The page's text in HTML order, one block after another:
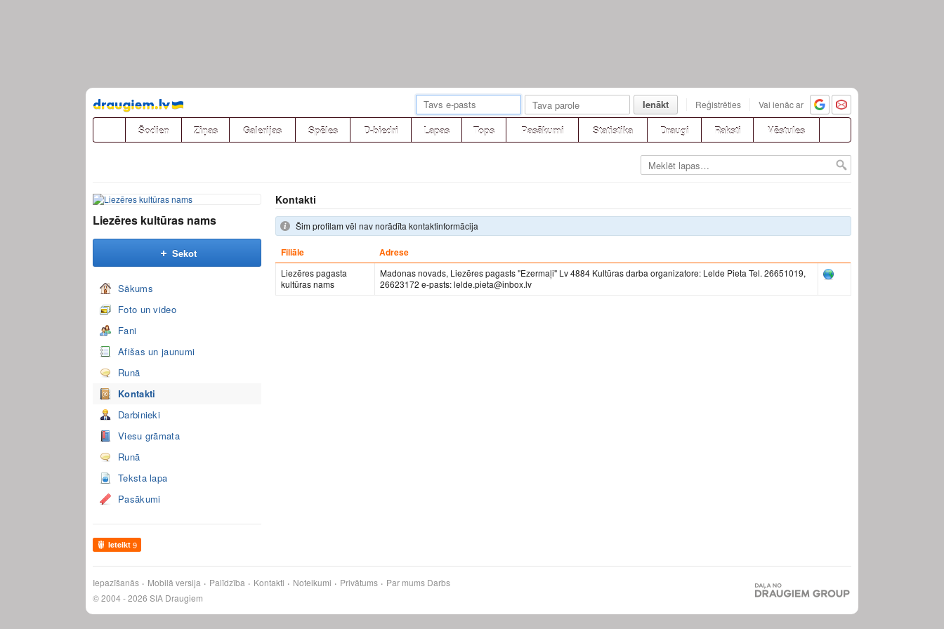
Pāriet
uz
saturu
Ienākt Reģistrēties Vai ienāc ar
Šodien Ziņas Galerijas Spēles D-biedri Lapas Tops Pasākumi Statistika Draugi Raksti Vēstules
Liezēres kultūras nams
Sekot
Sākums
Foto un video
Fani
Afišas un jaunumi
Runā
Kontakti
Darbinieki
Viesu grāmata
Runā
Teksta lapa
Pasākumi
Ieteikt 9
Kontakti
Šim profilam vēl nav norādīta kontaktinformācija
Filiāle Adrese
Liezēres pagasta
kultūras nams
Madonas novads, Liezēres pagasts "Ezermaļi" Lv 4884 Kultūras darba organizatore: Lelde Pieta Tel. 26651019,
26623172 e-pasts: lelde.pieta@inbox.lv
Iepazīšanās Mobilā versija Palīdzība Kontakti Noteikumi Privātums Par mums Darbs
© 2004 - 2026 SIA Draugiem